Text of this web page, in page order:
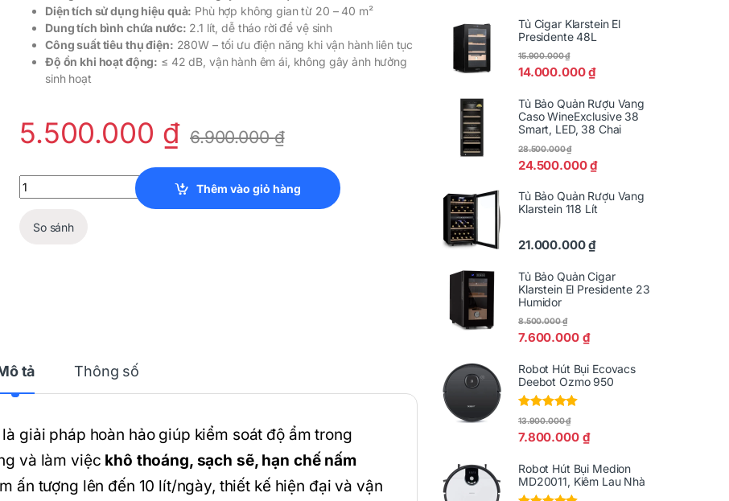
Diện tích sử dụng hiệu quả: Phù hợp không gian từ 20 – 40 m²
Dung tích bình chứa nước: 2.1 lít, dễ tháo rời để vệ sinh
Công suất tiêu thụ điện: 280W – tối ưu điện năng khi vận hành liên tục
Độ ồn khi hoạt động: ≤ 42 dB, vận hành êm ái, không gây ảnh hưởng
sinh hoạt
5.500.000 ₫ 6.900.000₫
Máy Hút Ẩm Stadler Form Theo 10L quantity
Thêm vào giỏ hàng
So sánh
tả Thông số
là giải pháp hoàn hảo giúp kiểm soát độ ẩm trong
và làm việc khô thoáng, sạch sẽ, hạn chế nấm
ấn tượng lên đến 10 lít/ngày, thiết kế hiện đại và vận
Tủ Cigar Klarstein El
Presidente 48L
14.000.000₫
15.900.000₫
Tủ Bảo Quản Rượu Vang
Caso WineExclusive 38
Smart, LED, 38 Chai
24.500.000₫
28.500.000₫
Tủ Bảo Quản Rượu Vang
Klarstein 118 Lít
21.000.000₫
Tủ Bảo Quản Cigar
Klarstein El Presidente 23
Humidor
7.600.000 ₫
8.500.000₫
Robot Hút Bụi Ecovacs
Deebot Ozmo 950
Được xếp
5
sao
7.800.000 ₫
13.900.000₫
Robot Hút Bụi Medion
MD20011, Kiêm Lau Nhà